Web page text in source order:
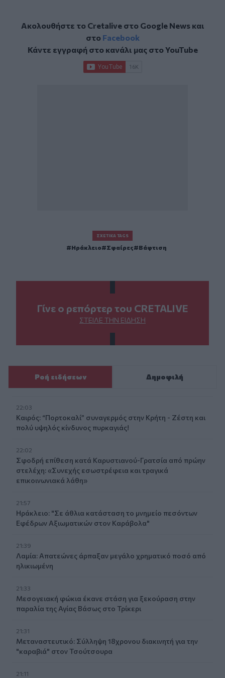
Ακολουθήστε το Cretalive στο Google Newsκαι
στο Facebook
Κάντε εγγραφή στο κανάλι μας στοYouTube
ΣΧΕΤΙΚΆ TAGS
Ηράκλειο Σφαίρες Βάφτιση
Γίνε ο ρεπόρτερ του CRETALIVE
ΣΤΕΊΛΕ ΤΗΝ ΕΊΔΗΣΗ
Ροή ειδήσεων Δημοφιλή
22:03
Καιρός: “Πορτοκαλί” συναγερμός στην Κρήτη - Ζέστη και
πολύ υψηλός κίνδυνος πυρκαγιάς!
22:02
Σφοδρή επίθεση κατά Καρυστιανού-Γρατσία από πρώην
στελέχη: «Συνεχής εσωστρέφεια και τραγικά
επικοινωνιακά λάθη»
21:57
Ηράκλειο: "Σε άθλια κατάσταση το μνημείο πεσόντων
Εφέδρων Αξιωματικών στον Καράβολα"
21:39
Λαμία: Απατεώνες άρπαξαν μεγάλο χρηματικό ποσό από
ηλικιωμένη
21:33
Μεσογειακή φώκια έκανε στάση για ξεκούραση στην
παραλία της Αγίας Βάσως στο Τρίκερι
21:31
Μεταναστευτικό: Σύλληψη 18χρονου διακινητή για την
"καραβιά" στον Τσούτσουρα
21:11